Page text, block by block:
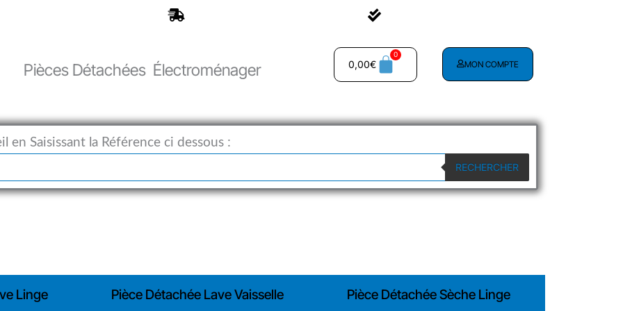
Pièces Détachées Électroménager 0,00€ MON COMPTE
en Saisissant la Référence ci dessous :
RECHERCHER
Linge Pièce Détachée Lave Vaisselle Pièce Détachée Sèche Linge